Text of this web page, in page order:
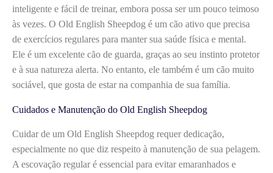
inteligente e fácil de treinar, embora possa ser um pouco teimoso
às vezes. O Old English Sheepdog é um cão ativo que precisa
de exercícios regulares para manter sua saúde física e mental.
Ele é um excelente cão de guarda, graças ao seu instinto protetor
e à sua natureza alerta. No entanto, ele também é um cão muito
sociável, que gosta de estar na companhia de sua família.
Cuidados e Manutenção do Old English Sheepdog
Cuidar de um Old English Sheepdog requer dedicação,
especialmente no que diz respeito à manutenção de sua pelagem.
A escovação regular é essencial para evitar emaranhados e